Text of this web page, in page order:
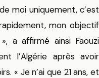
moi uniquement, c’est
mon objectif
a affirmé ainsi Faouzi
l’Algérie après avoir
« Je n’ai que 21 ans, et